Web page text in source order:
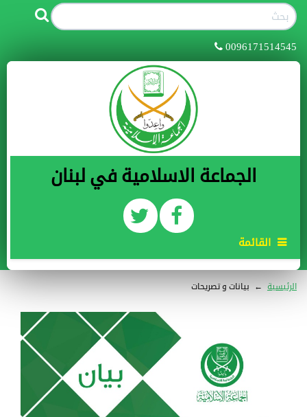
0096171514545
الجماعة الاسلامية في لبنان
القائمة
الرئيسية ← بيانات و تصريحات